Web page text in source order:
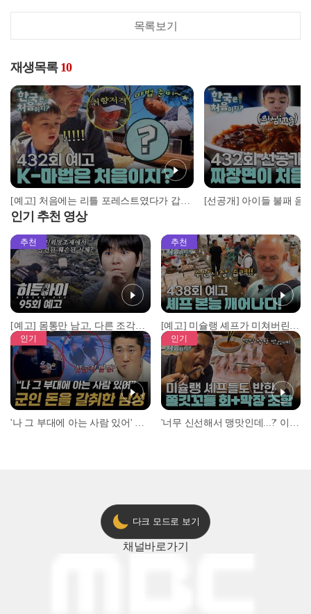
목록보기
재생목록 10
[예고] 처음에는 리틀 포레스트였다가 갑자기 해리포터(?)로 변모한 부자 여행?!
인기 추천 영상
추천
[예고] 몸통만 남고, 다른 조각은 어디에..? 시화호에서 드러난 충격적인 토막 살인사건!
추천
[예고] 미슐랭 셰프가 미쳐버린 이유! 본능이 깨어난 사건은?
인기 인기
다크 모드로 보기
채널바로가기